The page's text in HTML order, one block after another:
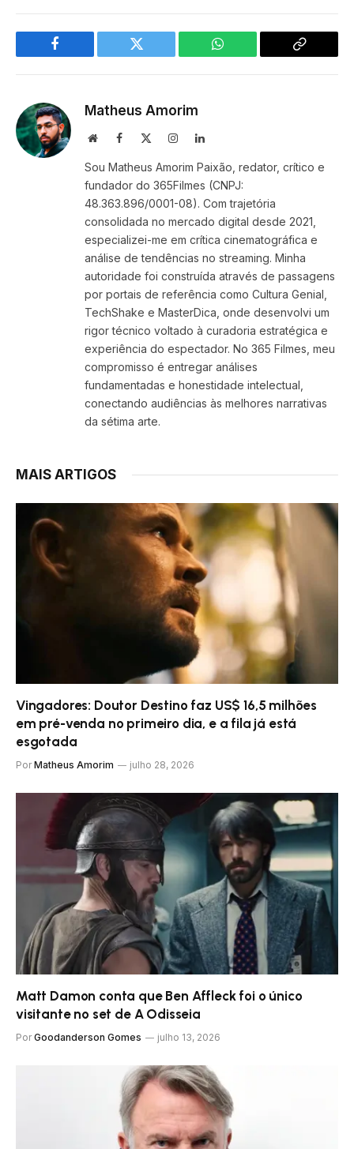
Facebook Twitter WhatsApp
Copy
Matheus Amorim
WebsiteFacebook InstagramLinkedIn
Sou Matheus Amorim Paixão, redator, crítico e
fundador do 365Filmes (CNPJ:
48.363.896/0001-08). Com trajetória
consolidada no mercado digital desde 2021,
especializei-me em crítica cinematográfica e
análise de tendências no streaming. Minha
autoridade foi construída através de passagens
por portais de referência como Cultura Genial,
TechShake e MasterDica, onde desenvolvi um
rigor técnico voltado à curadoria estratégica e
experiência do espectador. No 365 Filmes, meu
compromisso é entregar análises
fundamentadas e honestidade intelectual,
conectando audiências às melhores narrativas
da sétima arte.
MAIS ARTIGOS
Vingadores: Doutor Destino faz US$ 16,5 milhões
em pré-venda no primeiro dia, e a fila já está
esgotada
Por Matheus Amorim julho 28, 2026
Matt Damon conta que Ben Affleck foi o único
visitante no set de A Odisseia
Por Goodanderson Gomes julho 13, 2026